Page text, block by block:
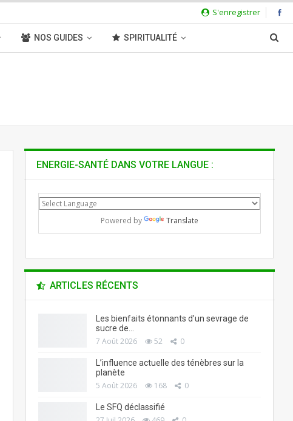
S'enregistrer
NOS GUIDES SPIRITUALITÉ
ENERGIE-SANTÉ DANS VOTRE LANGUE :
Powered by Translate
ARTICLES RÉCENTS
Les bienfaits étonnants d’un sevrage de
sucre de…
7 Août 2026 52 0
L’influence actuelle des ténèbres sur la
planète
5 Août 2026 168 0
Le SFQ déclassifié